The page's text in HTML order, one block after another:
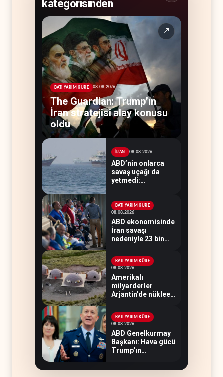
kategorisinden
↗
BATI YARIM KÜRE 08.08.2026
The Guardian: Trump’ın
İran stratejisi alay konusu
oldu
İRAN 08.08.2026
ABD’nin onlarca
savaş uçağı da
yetmedi:
BATI YARIM KÜRE
08.08.2026
ABD ekonomisinde
İran savaşı
nedeniyle 23 bin
yaşandı
BATI YARIM KÜRE
08.08.2026
Amerikalı
milyarderler
Arjantin'de nükleer
ediyor
BATI YARIM KÜRE
08.08.2026
ABD Genelkurmay
Başkanı: Hava gücü
Trump'ın